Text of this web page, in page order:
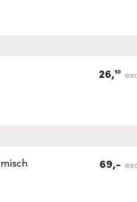
26,50
69,-